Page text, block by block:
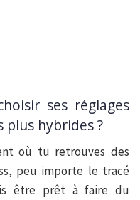
ses réglages
plus hybrides ?
où tu retrouves des
peu importe le tracé
être prêt à faire du